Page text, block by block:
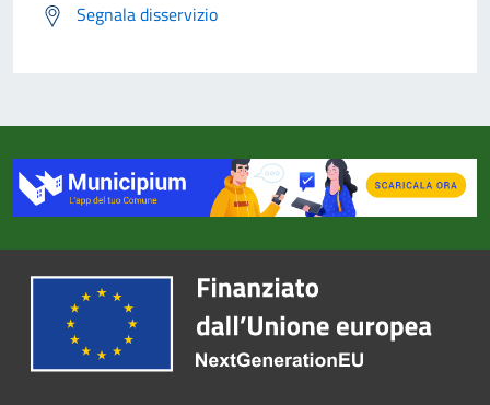
Segnala disservizio